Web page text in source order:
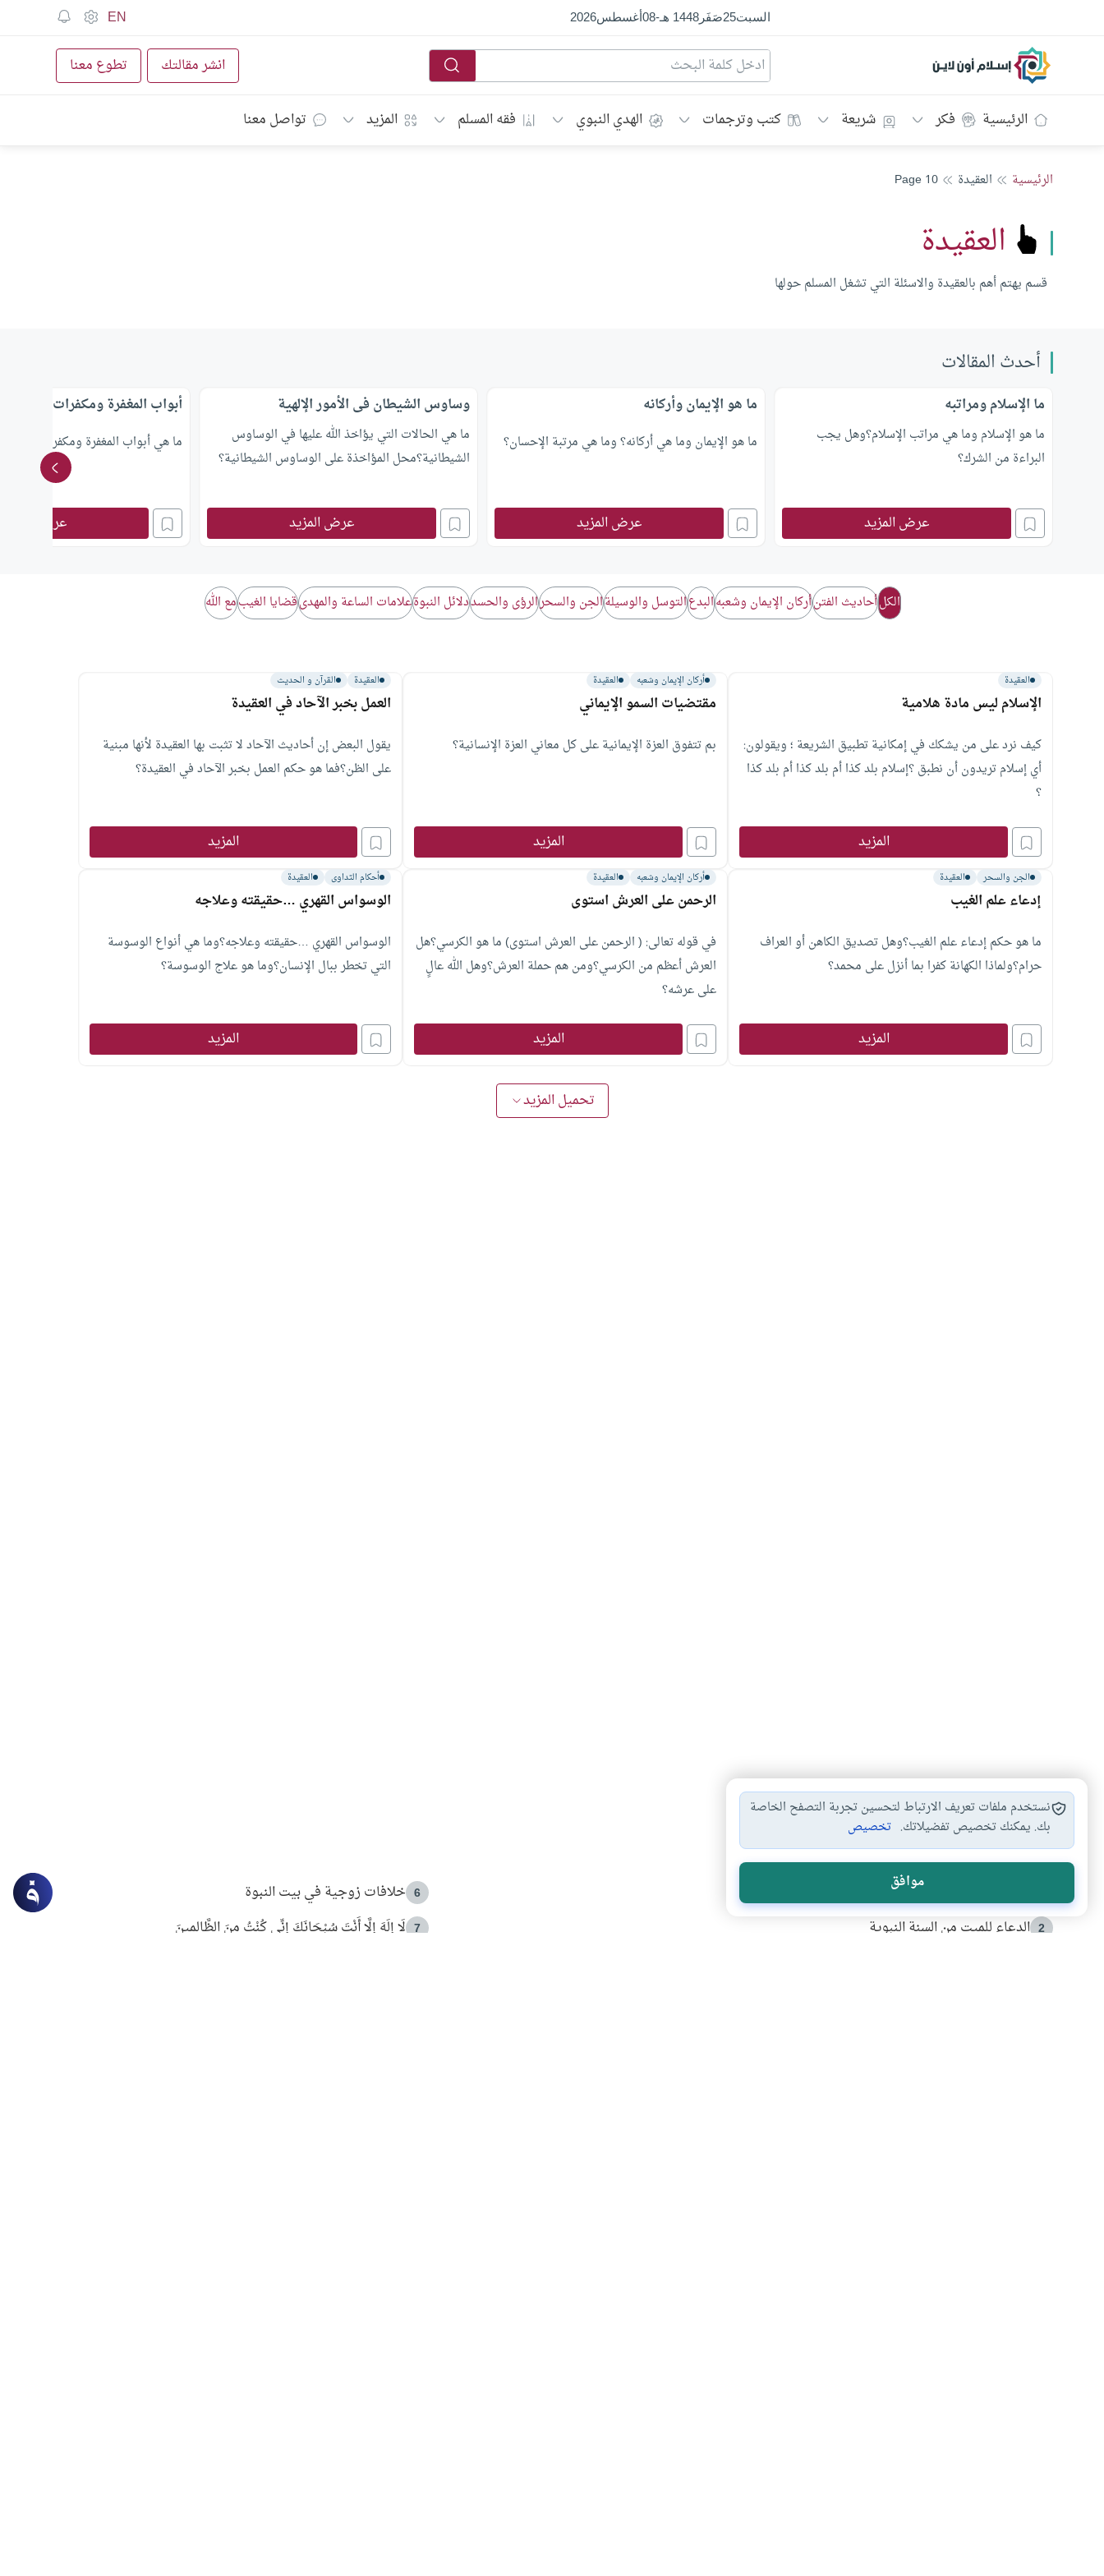
السبت25صَفَر1448 هـ -
08أغسطس2026
EN
إسلام أون لاين انشر مقالتك تطوع معنا
الرئيسية فكر شريعة كتب وترجمات الهدي النبوي فقه المسلم المزيد تواصل معنا
الرئيسية العقيدة Page 10
العقيدة
قسم يهتم أهم بالعقيدة والاسئلة التي تشغل المسلم حولها
أحدث المقالات
ما الإسلام ومراتبه
ما هو الإسلام وما هي مراتب الإسلام؟وهل يجب
البراءة من الشرك؟
عرض المزيد
ما هو الإيمان وأركانه
ما هو الإيمان وما هي أركانه؟ وما هي مرتبة الإحسان؟
عرض المزيد
وساوس الشيطان فى الأمور الإلهية
ما هي الحالات التي يؤاخذ الله عليها في الوساوس
الشيطانية؟محل المؤاخذة على الوساوس الشيطانية؟
عرض المزيد
أبواب المغفرة ومكفرات الذنوب
ما هي أبواب المغفرة ومكفرات
عرض المزيد
الكلأحاديث الفتنأركان الإيمان وشعبهالبدعالتوسل والوسيلةالجن والسحرالرؤى والحسددﻻئل النبوةعلامات الساعة والمهدىقضايا الغيبمع الله
العقيدة
الإسلام ليس مادة هلامية
كيف نرد على من يشكك في إمكانية تطبيق الشريعة ؛ ويقولون:
أي إسلام تريدون أن نطبق ؟إسلام بلد كذا أم بلد كذا أم بلد كذا
؟
المزيد
أركان الإيمان وشعبه العقيدة
مقتضيات السمو الإيماني
بم تتفوق العزة الإيمانية على كل معاني العزة الإنسانية؟
المزيد
العقيدة القرآن و الحديث
العمل بخبر الآحاد في العقيدة
يقول البعض إن أحاديث الآحاد لا تثبت بها العقيدة لأنها مبنية
على الظن؟فما هو حكم العمل بخبر الآحاد في العقيدة؟
المزيد
الجن والسحر العقيدة
إدعاء علم الغيب
ما هو حكم إدعاء علم الغيب؟وهل تصديق الكاهن أو العراف
حرام؟ولماذا الكهانة كفرا بما أنزل على محمد؟
المزيد
أركان الإيمان وشعبه العقيدة
الرحمن على العرش استوى
في قوله تعالى: ( الرحمن على العرش استوى) ما هو الكرسي؟هل
العرش أعظم من الكرسي؟ومن هم حملة العرش؟وهل الله عالٍ
على عرشه؟
المزيد
أحكام التداوى العقيدة
الوسواس القهري …حقيقته وعلاجه
الوسواس القهري …حقيقته وعلاجه؟وما هي أنواع الوسوسة
التي تخطر ببال الإنسان؟وما هو علاج الوسوسة؟
المزيد
تحميل المزيد
الأكثر قراءة
أدعية من السنة النبوية
2 الدعاء للميت من السنة النبوية
6 خلافات زوجية في بيت النبوة
7 لَا إِلَهَ إِلَّا أَنْتَ سُبْحَانَكَ إِنِّي كُنْتُ مِنَ الظَّالِمِينَ
نستخدم ملفات تعريف الارتباط لتحسين تجربة التصفح الخاصة
بك. يمكنك تخصيص تفضيلاتك. تخصيص
موافق